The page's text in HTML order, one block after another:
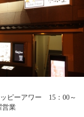
ピーアワー 15：00～
営業